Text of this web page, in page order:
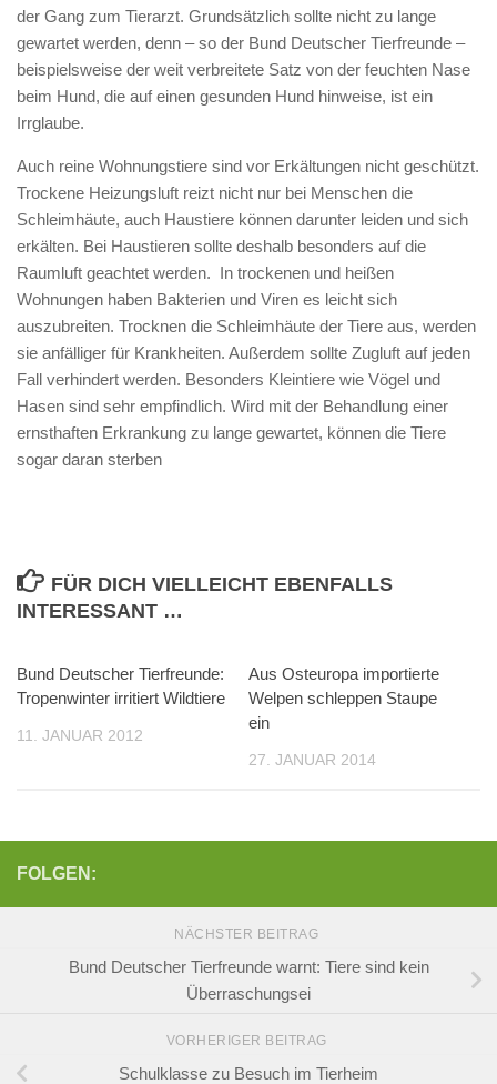
der Gang zum Tierarzt. Grundsätzlich sollte nicht zu lange
gewartet werden, denn – so der Bund Deutscher Tierfreunde –
beispielsweise der weit verbreitete Satz von der feuchten Nase
beim Hund, die auf einen gesunden Hund hinweise, ist ein
Irrglaube.
Auch reine Wohnungstiere sind vor Erkältungen nicht geschützt.
Trockene Heizungsluft reizt nicht nur bei Menschen die
Schleimhäute, auch Haustiere können darunter leiden und sich
erkälten. Bei Haustieren sollte deshalb besonders auf die
Raumluft geachtet werden. In trockenen und heißen
Wohnungen haben Bakterien und Viren es leicht sich
auszubreiten. Trocknen die Schleimhäute der Tiere aus, werden
sie anfälliger für Krankheiten. Außerdem sollte Zugluft auf jeden
Fall verhindert werden. Besonders Kleintiere wie Vögel und
Hasen sind sehr empfindlich. Wird mit der Behandlung einer
ernsthaften Erkrankung zu lange gewartet, können die Tiere
sogar daran sterben
FÜR DICH VIELLEICHT EBENFALLS
INTERESSANT …
Bund Deutscher Tierfreunde:
Tropenwinter irritiert Wildtiere
11. JANUAR 2012
Aus Osteuropa importierte
Welpen schleppen Staupe
ein
27. JANUAR 2014
FOLGEN:
NÄCHSTER BEITRAG
Bund Deutscher Tierfreunde warnt: Tiere sind kein
Überraschungsei
VORHERIGER BEITRAG
Schulklasse zu Besuch im Tierheim